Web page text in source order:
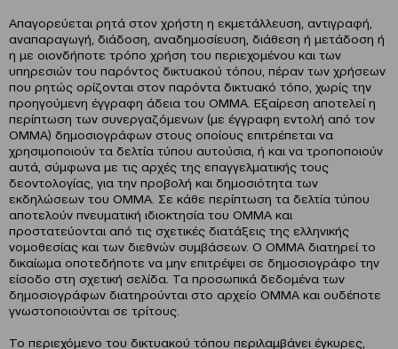
Απαγορεύεται ρητά στον χρήστη η εκμετάλλευση, αντιγραφή,
αναπαραγωγή, διάδοση, αναδημοσίευση, διάθεση ή μετάδοση ή
η με οιονδήποτε τρόπο χρήση του περιεχομένου και των
υπηρεσιών του παρόντος δικτυακού τόπου, πέραν των χρήσεων
που ρητώς ορίζονται στον παρόντα δικτυακό τόπο, χωρίς την
προηγούμενη έγγραφη άδεια του ΟΜΜΑ. Εξαίρεση αποτελεί η
περίπτωση των συνεργαζόμενων (με έγγραφη εντολή από τον
ΟΜΜΑ) δημοσιογράφων στους οποίους επιτρέπεται να
χρησιμοποιούν τα δελτία τύπου αυτούσια, ή και να τροποποιούν
αυτά, σύμφωνα με τις αρχές της επαγγελματικής τους
δεοντολογίας, για την προβολή και δημοσιότητα των
εκδηλώσεων του ΟΜΜΑ. Σε κάθε περίπτωση τα δελτία τύπου
αποτελούν πνευματική ιδιοκτησία του ΟΜΜΑ και
προστατεύονται από τις σχετικές διατάξεις της ελληνικής
νομοθεσίας και των διεθνών συμβάσεων. Ο ΟΜΜΑ διατηρεί το
δικαίωμα οποτεδήποτε να μην επιτρέψει σε δημοσιογράφο την
είσοδο στη σχετική σελίδα. Τα προσωπικά δεδομένα των
δημοσιογράφων διατηρούνται στο αρχείο ΟΜΜΑ και ουδέποτε
γνωστοποιούνται σε τρίτους.
Το περιεχόμενο του δικτυακού τόπου περιλαμβάνει έγκυρες,